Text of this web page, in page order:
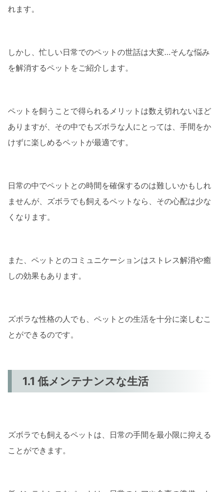
4. ズボラでも飼えるペットの飼い方
4.1 ペットの基本的なニーズを理解する
5.2 ペットとの絆を深める
れます。
しかし、忙しい日常でのペットの世話は大変…そんな悩み
を解消するペットをご紹介します。
ペットを飼うことで得られるメリットは数え切れないほど
ありますが、その中でもズボラな人にとっては、手間をか
けずに楽しめるペットが最適です。
日常の中でペットとの時間を確保するのは難しいかもしれ
ませんが、ズボラでも飼えるペットなら、その心配は少な
くなります。
また、ペットとのコミュニケーションはストレス解消や癒
しの効果もあります。
ズボラな性格の人でも、ペットとの生活を十分に楽しむこ
とができるのです。
1.1 低メンテナンスな生活
ズボラでも飼えるペットは、日常の手間を最小限に抑える
ことができます。